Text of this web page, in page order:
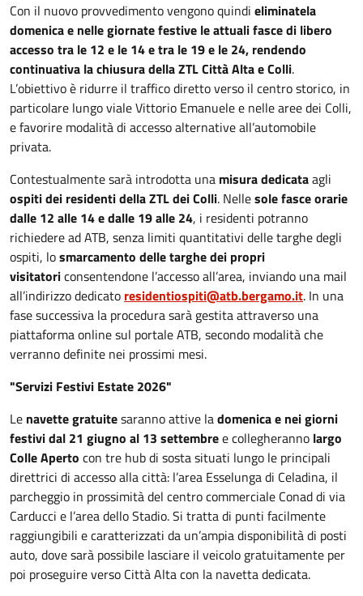
Con il nuovo provvedimento vengono quindi eliminatela
domenica e nelle giornate festive le attuali fasce di libero
accesso tra le 12 e le 14 e tra le 19 e le 24, rendendo
continuativa la chiusura della ZTL Città Alta e Colli.
L’obiettivo è ridurre il traffico diretto verso il centro storico, in
particolare lungo viale Vittorio Emanuele e nelle aree dei Colli,
e favorire modalità di accesso alternative all’automobile
privata.
Contestualmente sarà introdotta una misura dedicataagli
ospiti dei residenti della ZTL dei Colli. Nellesole fasce orarie
dalle 12 alle 14 e dalle 19 alle 24, i residenti potranno
richiedere ad ATB, senza limiti quantitativi delle targhe degli
ospiti, losmarcamento delle targhe dei propri
visitatoriconsentendone l’accesso all’area, inviando una mail
all’indirizzo dedicato residentiospiti@atb.bergamo.it. In una
fase successiva la procedura sarà gestita attraverso una
piattaforma online sul portale ATB, secondo modalità che
verranno definite nei prossimi mesi.
"Servizi Festivi Estate 2026"
Le navette gratuitesaranno attive ladomenica e nei giorni
festivi dal 21 giugno al 13 settembree collegheranno largo
Colle Aperto con tre hub di sosta situati lungo le principali
direttrici di accesso alla città: l’area Esselunga di Celadina, il
parcheggio in prossimità del centro commerciale Conad di via
Carducci e l’area dello Stadio. Si tratta di punti facilmente
raggiungibili e caratterizzati da un’ampia disponibilità di posti
auto, dove sarà possibile lasciare il veicolo gratuitamente per
poi proseguire verso Città Alta con la navetta dedicata.